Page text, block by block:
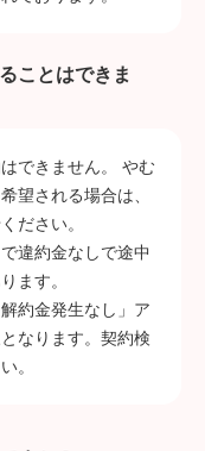
ことはできま
できません。 やむ
望される場合は、
ださい。
違約金なしで途中
ます。
約金発生なし」ア
なります。契約検
。